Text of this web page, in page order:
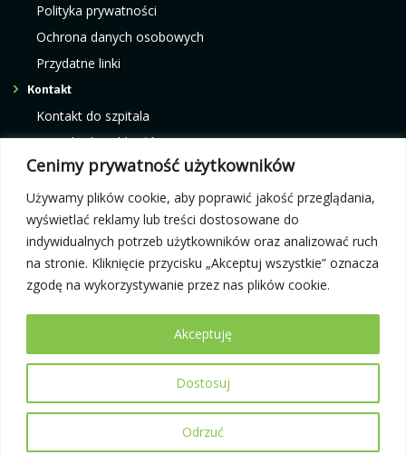
Cenimy prywatność użytkowników
Używamy plików cookie, aby poprawić jakość przeglądania,
wyświetlać reklamy lub treści dostosowane do
indywidualnych potrzeb użytkowników oraz analizować ruch
na stronie. Kliknięcie przycisku „Akceptuj wszystkie” oznacza
zgodę na wykorzystywanie przez nas plików cookie.
Dostosuj
Odrzuć
Akceptuję
Polityka prywatności
Ochrona danych osobowych
Przydatne linki
Kontakt
Kontakt do szpitala
Kontakt do oddziałów
Kontakt do poradni
Kontakt do pracowni i ośrodków
Rejestracja elektroniczna:
e-rejestracja
Infolinia telefoniczna:
12 42 87 300
© 2026 Małopolski Szpital Ortopedyczno-Rehabilitacyjny im. prof.
Bogusława Frańczuka
Projekt i wykonanie:itband.pl